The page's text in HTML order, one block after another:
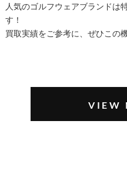
人気のゴルフウェアブランドは
す！
買取実績をご参考に、ぜひこの
VIEW